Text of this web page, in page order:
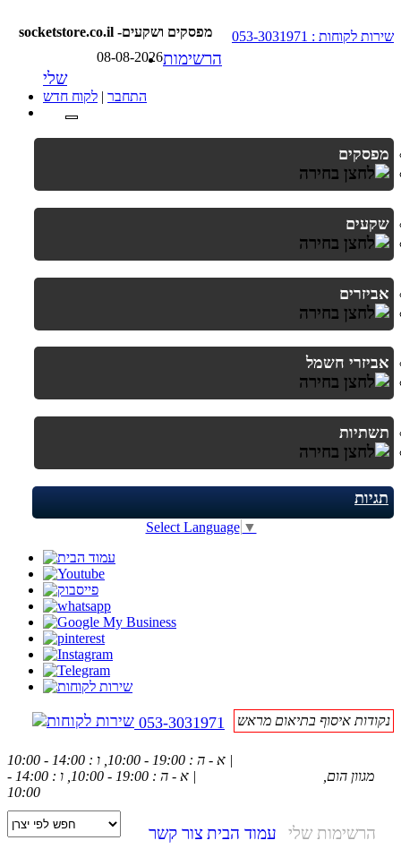
שירות לקוחות : 053-3031971
socketstore.co.il -מפסקים ושקעים
08-08-2026הרשימות
שלי
התחבר | לקוח חדש
מפסקים
שקעים
אביזרים
אביזרי חשמל
תשתיות
תגיות
Select Language ▼
נקודות איסוף בתיאום מראש 053-3031971
| א - ה : 19:00 - 10:00, ו : 14:00 - 10:00
מגוון הום,
| א - ה : 19:00 - 10:00, ו : 14:00 -
10:00
הרשימות שלי עמוד הביתצור קשר